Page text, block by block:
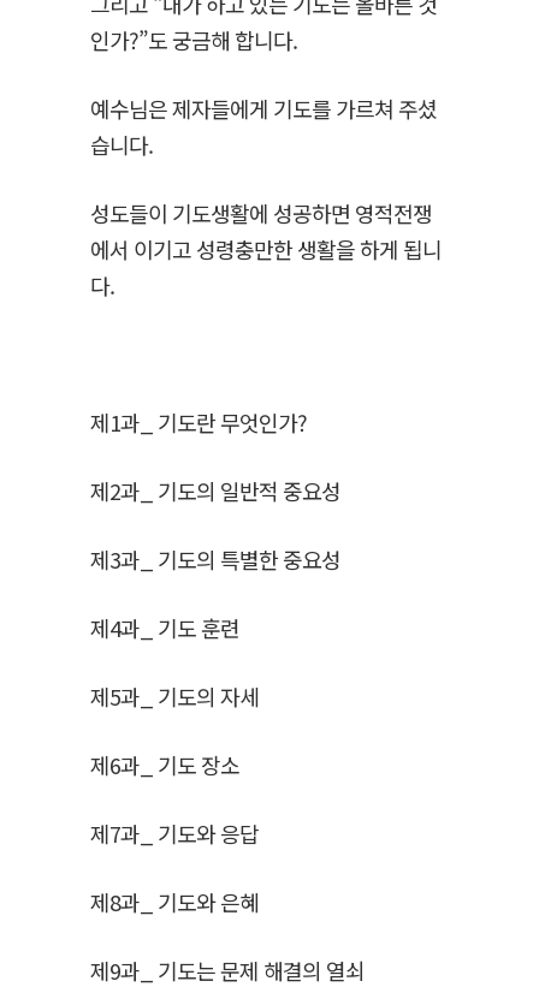
인가?”도 궁금해 합니다.
예수님은 제자들에게 기도를 가르쳐 주셨
습니다.
성도들이 기도생활에 성공하면 영적전쟁
에서 이기고 성령충만한 생활을 하게 됩니
다.
제1과_ 기도란 무엇인가?
제2과_ 기도의 일반적 중요성
제3과_ 기도의 특별한 중요성
제4과_ 기도 훈련
제5과_ 기도의 자세
제6과_ 기도 장소
제7과_ 기도와 응답
제8과_ 기도와 은혜
제9과_ 기도는 문제 해결의 열쇠